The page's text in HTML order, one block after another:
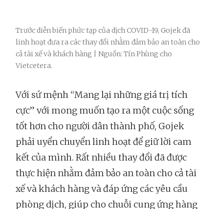
Trước diễn biến phức tạp của dịch COVID-19, Gojek đã
linh hoạt đưa ra các thay đổi nhằm đảm bảo an toàn cho
cả tài xế và khách hàng | Nguồn: Tín Phùng cho
Vietcetera.
Với sứ mệnh “Mang lại những giá trị tích
cực” với mong muốn tạo ra một cuộc sống
tốt hơn cho người dân thành phố, Gojek
phải uyển chuyển linh hoạt để giữ lời cam
kết của mình. Rất nhiều thay đổi đã được
thực hiện nhằm đảm bảo an toàn cho cả tài
xế và khách hàng và đáp ứng các yêu cầu
phòng dịch, giúp cho chuỗi cung ứng hàng